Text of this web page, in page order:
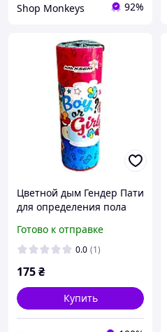
Shop Monkeys 92%
Цветной дым Гендер Пати
для определения пола
45 с, розовый цвет
Готово к отправке
0.0 (1)
175₴
Купить